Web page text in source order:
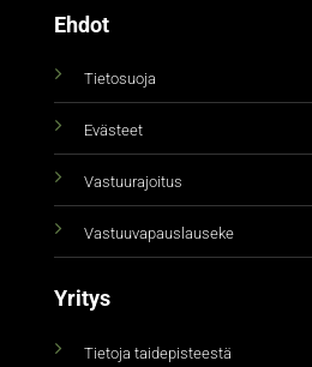
Ehdot
Tietosuoja
Evästeet
Vastuurajoitus
Vastuuvapauslauseke
Yritys
Tietoja taidepisteestä